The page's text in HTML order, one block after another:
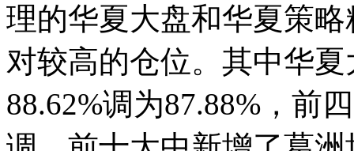
理的华夏大盘和华夏策
对较高的仓位。其中华
88.62%调为87.88%，前